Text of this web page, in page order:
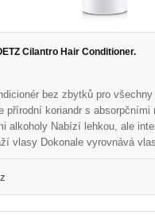
Cilantro Hair Conditioner.
bez zbytků pro
přírodní koriandr s absorpčními
alkoholy Nabízí lehkou, ale
vlasy Dokonale vyrovnává
Naplněno přirozenou